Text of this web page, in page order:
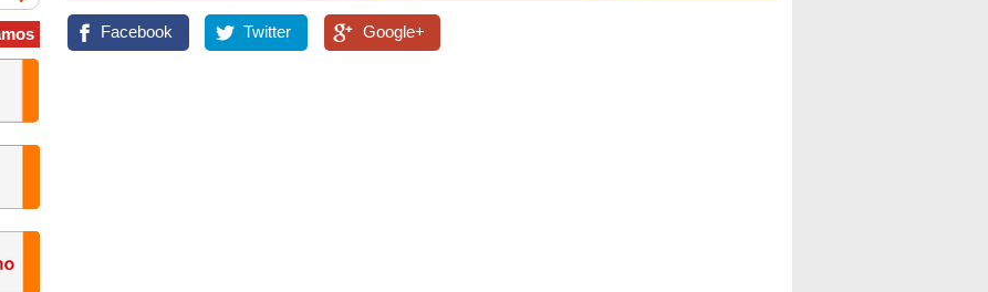
Facebook Twitter Google+